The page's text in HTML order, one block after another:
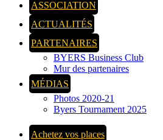
ASSOCIATION
ACTUALITÉS
PARTENAIRES
BYERS Business Club
Mur des partenaires
MÉDIAS
Photos 2020-21
Byers Tournament 2025
Achetez vos places